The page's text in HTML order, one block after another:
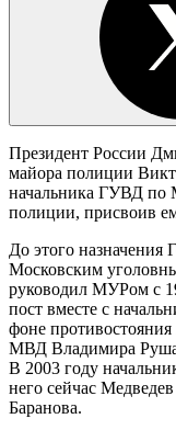
Президент России
майора полиции
начальника ГУВД по
полиции, присвоив
До этого назначения
Московским
руководил МУРом с
пост вместе с
фоне
МВД Владимира
В 2003 году
него сейчас
Баранова.